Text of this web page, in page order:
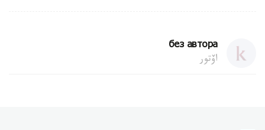
без автора
اۆتور